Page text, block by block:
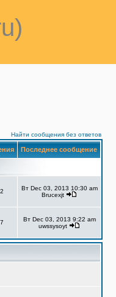
Найти сообщения без ответов
Последнее сообщение
Вт Dec 03, 2013 10:30 am
Brucexjt
Вт Dec 03, 2013 9:22 am
uwssysoyt